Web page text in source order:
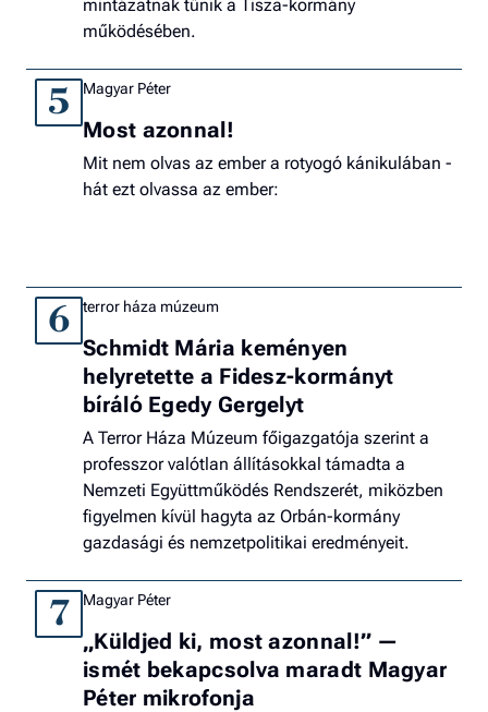
mintázatnak tűnik a Tisza-kormány
működésében.
5 Magyar Péter
Most azonnal!
Mit nem olvas az ember a rotyogó kánikulában -
hát ezt olvassa az ember:
6 terror háza múzeum
Schmidt Mária keményen
helyretette a Fidesz-kormányt
bíráló Egedy Gergelyt
A Terror Háza Múzeum főigazgatója szerint a
professzor valótlan állításokkal támadta a
Nemzeti Együttműködés Rendszerét, miközben
figyelmen kívül hagyta az Orbán-kormány
gazdasági és nemzetpolitikai eredményeit.
7 Magyar Péter
„Küldjed ki, most azonnal!” —
ismét bekapcsolva maradt Magyar
Péter mikrofonja